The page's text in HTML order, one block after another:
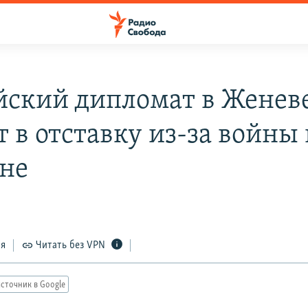
дипломат в
в отставку из-за войны
Читать без VPN
в Google